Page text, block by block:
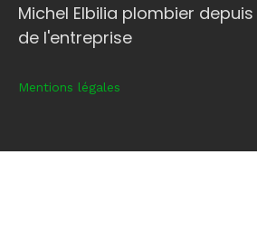
Michel Elbilia plombier
de l'entreprise
Mentions légales